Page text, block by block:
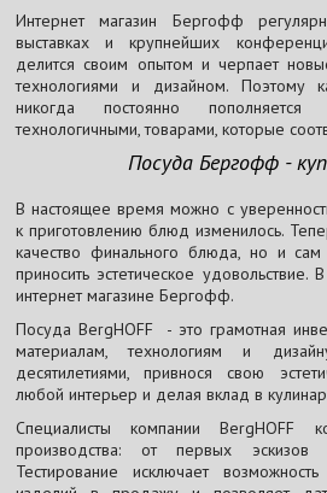
Интернет магазин Бергофф
выставках и крупнейших
делится своим опытом и черпает
технологиями и дизайном. Поэтому
никогда постоянно
технологичными, товарами, которые
Посуда Бергофф -
В настоящее время можно с
к приготовлению блюд изменилось.
качество финального блюда, но и
приносить эстетическое
интернет магазине Бергофф.
Посуда BergHOFF - это грамотная
материалам, технологиям и
десятилетиями, привнося свою
любой интерьер и делая вклад в
Специалисты компании BergHOFF
производства: от первых
Тестирование исключает